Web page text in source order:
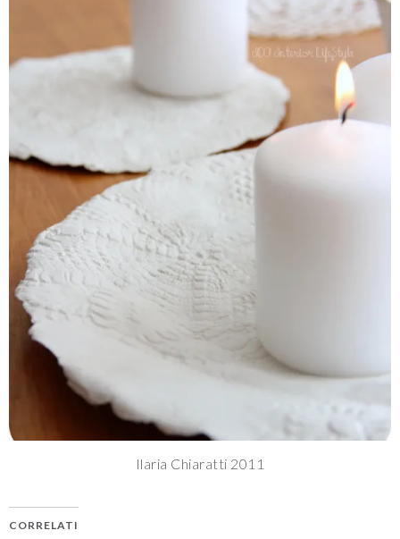
Ilaria Chiaratti 2011
CORRELATI